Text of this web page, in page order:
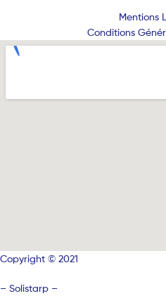
Mentions
Conditions
Copyright © 2021
– Solistarp –